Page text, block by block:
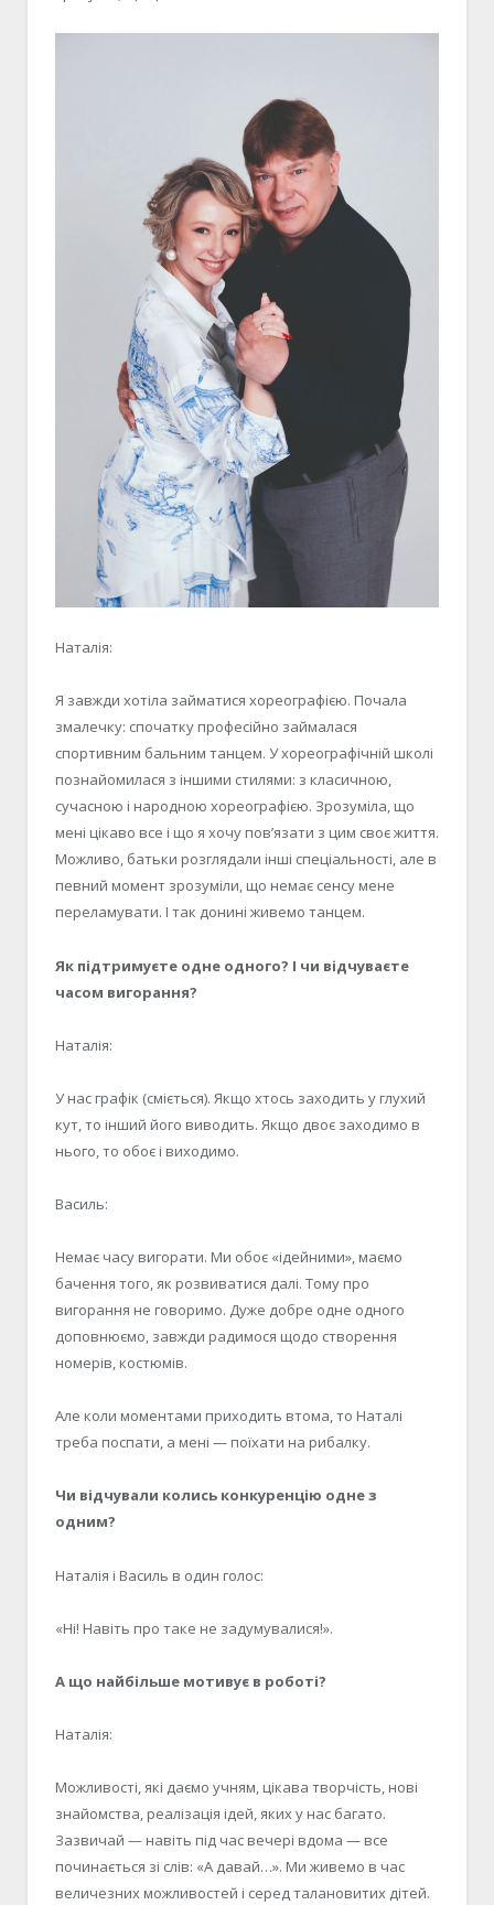
Наталія:
Я завжди хотіла займатися хореографією. Почала
змалечку: спочатку професійно займалася
спортивним бальним танцем. У хореографічній школі
познайомилася з іншими стилями: з класичною,
сучасною і народною хореографією. Зрозуміла, що
мені цікаво все і що я хочу пов’язати з цим своє життя.
Можливо, батьки розглядали інші спеціальності, але в
певний момент зрозуміли, що немає сенсу мене
переламувати. І так донині живемо танцем.
Як підтримуєте одне одного? І чи відчуваєте
часом вигорання?
Наталія:
У нас графік (сміється). Якщо хтось заходить у глухий
кут, то інший його виводить. Якщо двоє заходимо в
нього, то обоє і виходимо.
Василь:
Немає часу вигорати. Ми обоє «ідейними», маємо
бачення того, як розвиватися далі. Тому про
вигорання не говоримо. Дуже добре одне одного
доповнюємо, завжди радимося щодо створення
номерів, костюмів.
Але коли моментами приходить втома, то Наталі
треба поспати, а мені — поїхати на рибалку.
Чи відчували колись конкуренцію одне з
одним?
Наталія і Василь в один голос:
«Ні! Навіть про таке не задумувалися!».
А що найбільше мотивує в роботі?
Наталія:
Можливості, які даємо учням, цікава творчість, нові
знайомства, реалізація ідей, яких у нас багато.
Зазвичай — навіть під час вечері вдома — все
починається зі слів: «А давай…». Ми живемо в час
величезних можливостей і серед талановитих дітей.